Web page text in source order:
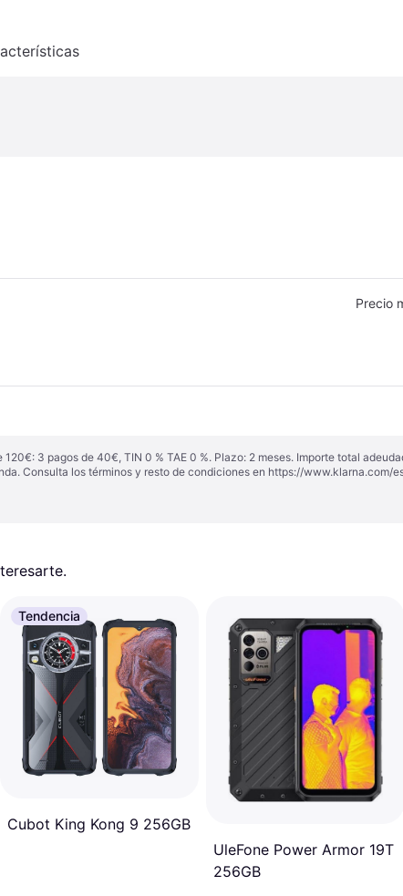
Precio
3 pagos de 40€, TIN 0 % TAE 0 %. Plazo: 2 meses. Importe total
Consulta los términos y resto de condiciones en https://www.klarna.com/
Tendencia
Cubot King Kong 9 256GB
UleFone Power Armor 19T
256GB